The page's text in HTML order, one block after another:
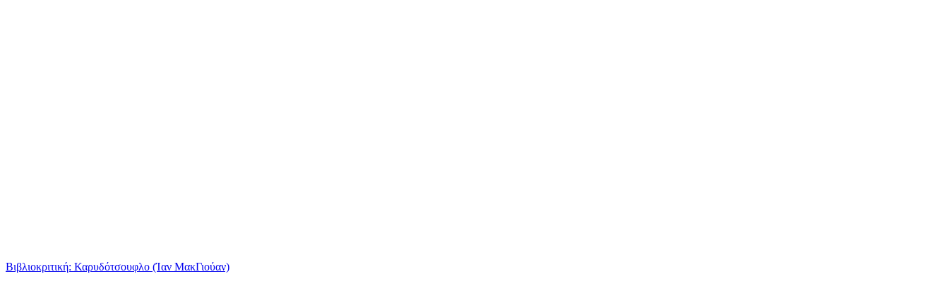
Βιβλιοκριτική: Καρυδότσουφλο (Ίαν ΜακΓιούαν)